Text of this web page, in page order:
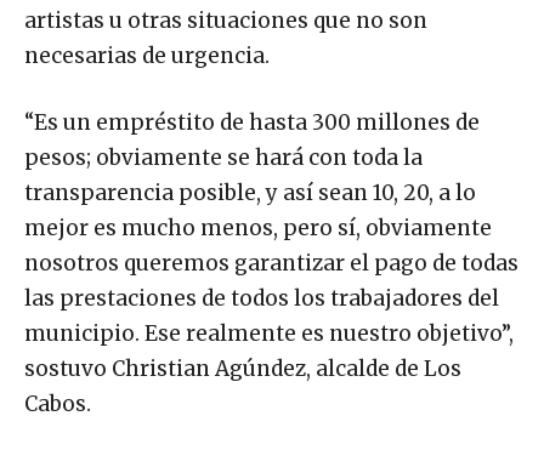
artistas u otras situaciones que no son
necesarias de urgencia.
“Es un empréstito de hasta 300 millones de
pesos; obviamente se hará con toda la
transparencia posible, y así sean 10, 20, a lo
mejor es mucho menos, pero sí, obviamente
nosotros queremos garantizar el pago de todas
las prestaciones de todos los trabajadores del
municipio. Ese realmente es nuestro objetivo”,
sostuvo Christian Agúndez, alcalde de Los
Cabos.